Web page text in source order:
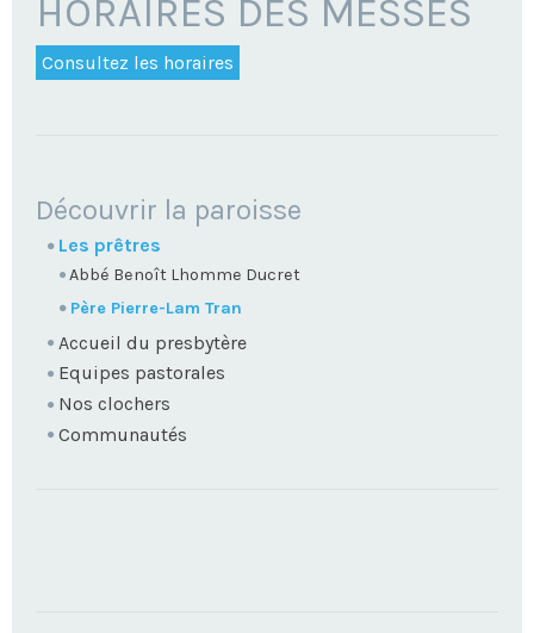
HORAIRES DES MESSES
Consultez les horaires
NAVIGATION
Découvrir la paroisse
Les prêtres
Abbé Benoît Lhomme Ducret
Père Pierre-Lam Tran
Accueil du presbytère
Equipes pastorales
Nos clochers
Communautés